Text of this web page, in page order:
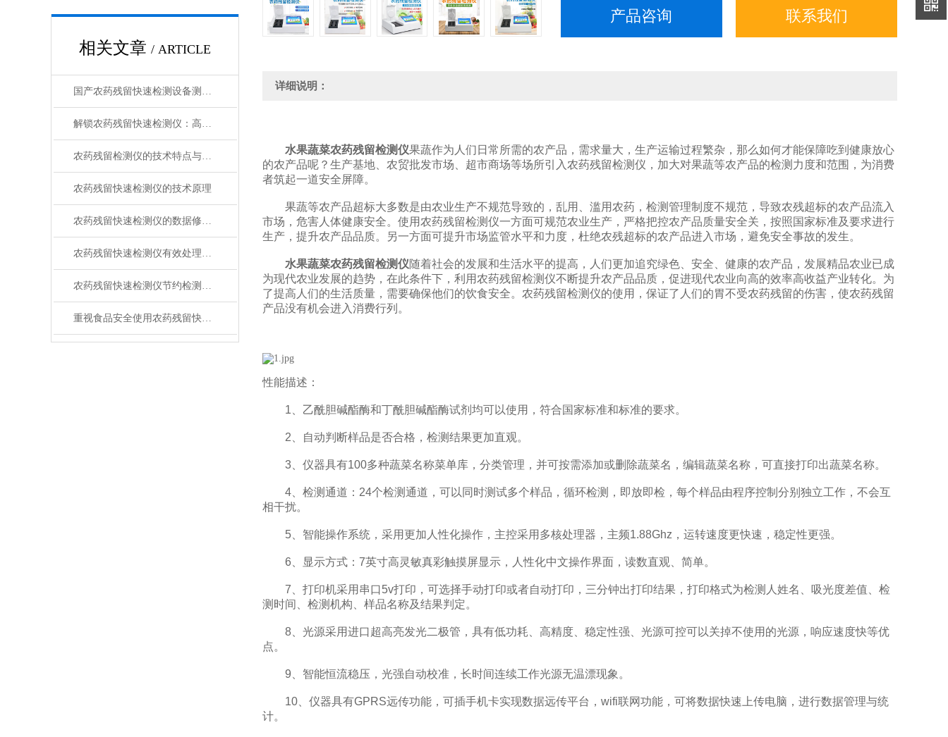
相关文章 / ARTICLE
国产农药残留快速检测设备测评：技术革新市场格局分析
解锁农药残留快速检测仪：高灵敏度，精准捕捉微量残留
农药残留检测仪的技术特点与使用
农药残留快速检测仪的技术原理
农药残留快速检测仪的数据修改方法
农药残留快速检测仪有效处理农药残留超标问题
农药残留快速检测仪节约检测时间
重视食品安全使用农药残留快速检测仪
产品咨询 联系我们
详细说明：
水果蔬菜农药残留检测仪果蔬作为人们日常所需的农产品，需求量大，生产运输过程繁杂，那么如何才能保障吃到健康放心
的农产品呢？生产基地、农贸批发市场、超市商场等场所引入农药残留检测仪，加大对果蔬等农产品的检测力度和范围，为消费
者筑起一道安全屏障。
果蔬等农产品超标大多数是由农业生产不规范导致的，乱用、滥用农药，检测管理制度不规范，导致农残超标的农产品流入
市场，危害人体健康安全。使用农药残留检测仪一方面可规范农业生产，严格把控农产品质量安全关，按照国家标准及要求进行
生产，提升农产品品质。另一方面可提升市场监管水平和力度，杜绝农残超标的农产品进入市场，避免安全事故的发生。
水果蔬菜农药残留检测仪随着社会的发展和生活水平的提高，人们更加追究绿色、安全、健康的农产品，发展精品农业已成
为现代农业发展的趋势，在此条件下，利用农药残留检测仪不断提升农产品品质，促进现代农业向高的效率高收益产业转化。为
了提高人们的生活质量，需要确保他们的饮食安全。农药残留检测仪的使用，保证了人们的胃不受农药残留的伤害，使农药残留
产品没有机会进入消费行列。
性能描述：
1、乙酰胆碱酯酶和丁酰胆碱酯酶试剂均可以使用，符合国家标准和标准的要求。
2、自动判断样品是否合格，检测结果更加直观。
3、仪器具有100多种蔬菜名称菜单库，分类管理，并可按需添加或删除蔬菜名，编辑蔬菜名称，可直接打印出蔬菜名称。
4、检测通道：24个检测通道，可以同时测试多个样品，循环检测，即放即检，每个样品由程序控制分别独立工作，不会互
相干扰。
5、智能操作系统，采用更加人性化操作，主控采用多核处理器，主频1.88Ghz，运转速度更快速，稳定性更强。
6、显示方式：7英寸高灵敏真彩触摸屏显示，人性化中文操作界面，读数直观、简单。
7、打印机采用串口5v打印，可选择手动打印或者自动打印，三分钟出打印结果，打印格式为检测人姓名、吸光度差值、检
测时间、检测机构、样品名称及结果判定。
8、光源采用进口超高亮发光二极管，具有低功耗、高精度、稳定性强、光源可控可以关掉不使用的光源，响应速度快等优
点。
9、智能恒流稳压，光强自动校准，长时间连续工作光源无温漂现象。
10、仪器具有GPRS远传功能，可插手机卡实现数据远传平台，wifi联网功能，可将数据快速上传电脑，进行数据管理与统
计。